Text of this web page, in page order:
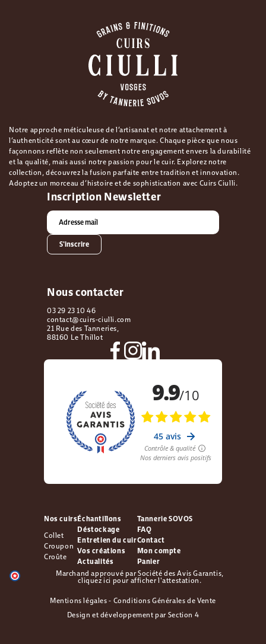
Notre approche méticuleuse de l’artisanat et notre attachement à
l’authenticité sont au cœur de notre marque. Chaque pièce que nous
façonnons reflète non seulement notre engagement envers la durabilité
et la qualité, mais aussi notre passion pour le cuir. Explorez notre
collection, découvrez la fusion parfaite entre tradition et innovation.
Adoptez un morceau d’histoire et de sophistication avec Cuirs Ciulli.
Inscription Newsletter
S'inscrire
Nous contacter
03 29 23 10 46
contact@cuirs-ciulli.com
21 Rue des Tanneries,
88160 Le Thillot
Nos cuirs
Collet
Croupon
Croûte
Échantillons
Déstockage
Entretien du cuir
Vos créations
Actualités
Tannerie SOVOS
FAQ
Contact
Mon compte
Panier
Marchand approuvé par Société des Avis Garantis,
cliquez ici pour afficher l'attestation .
Mentions légales - Conditions Générales de Vente
Design et développement par Section 4